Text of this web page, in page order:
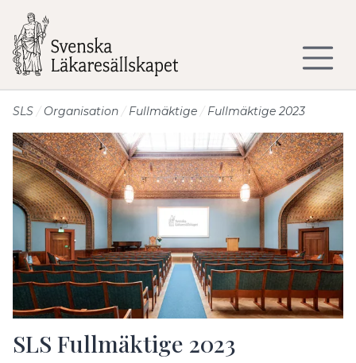
SLS Organisation Fullmäktige Fullmäktige 2023
SLS Fullmäktige 2023